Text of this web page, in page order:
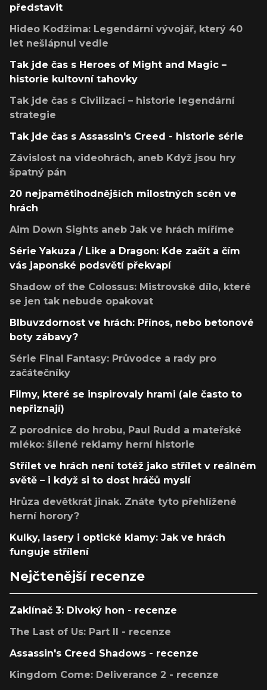
představit
Hideo Kodžima: Legendární vývojář, který 40
let nešlápnul vedle
Tak jde čas s Heroes of Might and Magic –
historie kultovní tahovky
Tak jde čas s Civilizací – historie legendární
strategie
Tak jde čas s Assassin's Creed - historie série
Závislost na videohrách, aneb Když jsou hry
špatný pán
20 nejpamětihodnějších milostných scén ve
hrách
Aim Down Sights aneb Jak ve hrách míříme
Série Yakuza / Like a Dragon: Kde začít a čím
vás japonské podsvětí překvapí
Shadow of the Colossus: Mistrovské dílo, které
se jen tak nebude opakovat
Blbuvzdornost ve hrách: Přínos, nebo betonové
boty zábavy?
Série Final Fantasy: Průvodce a rady pro
začátečníky
Filmy, které se inspirovaly hrami (ale často to
nepřiznají)
Z porodnice do hrobu, Paul Rudd a mateřské
mléko: šílené reklamy herní historie
Střílet ve hrách není totéž jako střílet v reálném
světě – i když si to dost hráčů myslí
Hrůza devětkrát jinak. Znáte tyto přehlížené
herní horory?
Kulky, lasery i optické klamy: Jak ve hrách
funguje střílení
Nejčtenější recenze
Zaklínač 3: Divoký hon - recenze
The Last of Us: Part II - recenze
Assassin's Creed Shadows - recenze
Kingdom Come: Deliverance 2 - recenze